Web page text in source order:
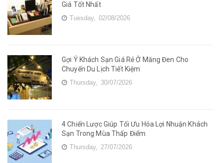
Giá Tốt Nhất
Tuesday, 02/08/2026
Gợi Ý Khách Sạn Giá Rẻ Ở Măng Đen Cho
Chuyến Du Lịch Tiết Kiệm
Thursday, 30/07/2026
4 Chiến Lược Giúp Tối Ưu Hóa Lợi Nhuận Khách
Sạn Trong Mùa Thấp Điểm
Thursday, 27/07/2026